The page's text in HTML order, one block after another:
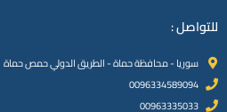
للتواصل :
سوريا - محافظة حماة - الطريق الدولي حمص حماة
0096334589094
00963335033